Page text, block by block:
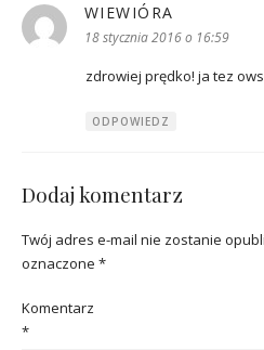
WIEWIÓRA
18 stycznia 2016 o 16:59
zdrowiej prędko! ja tez
ODPOWIEDZ
Dodaj komentarz
Twój adres e-mail nie zostanie
oznaczone *
Komentarz
*